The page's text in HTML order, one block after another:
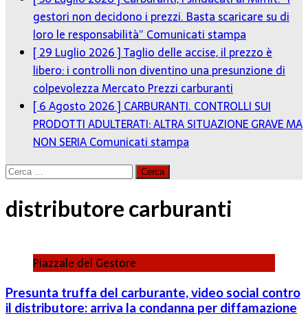
gestori non decidono i prezzi. Basta scaricare su di
loro le responsabilità”Comunicati stampa
[ 29 Luglio 2026 ]Taglio delle accise, il prezzo è
libero: i controlli non diventino una presunzione di
colpevolezzaMercato Prezzi carburanti
[ 6 Agosto 2026 ]CARBURANTI. CONTROLLI SUI
PRODOTTI ADULTERATI: ALTRA SITUAZIONE GRAVE MA
NON SERIAComunicati stampa
Ricerca
distributore carburanti
Piazzale del Gestore
Presunta truffa del carburante, video social contro
il distributore: arriva la condanna per diffamazione